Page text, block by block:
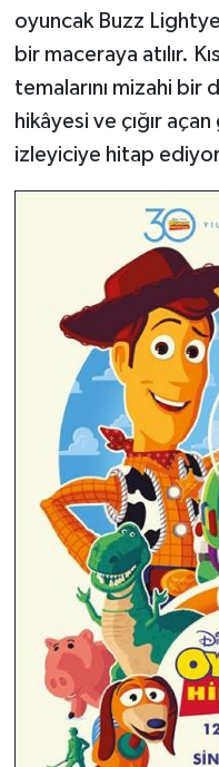
oyuncak Buzz
bir maceraya atılır.
temalarını mizahi bir
hikâyesi ve çığır
izleyiciye hitap